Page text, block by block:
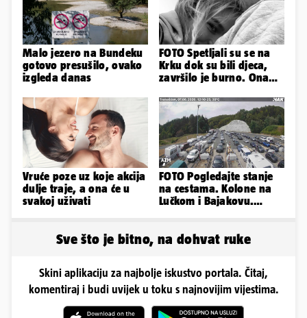
Malo jezero na Bundeku
gotovo presušilo, ovako
izgleda danas
FOTO Spetljali su se na
Krku dok su bili djeca,
završilo je burno. Ona
Vruće poze uz koje akcija
dulje traje, a ona će u
svakoj uživati
FOTO Pogledajte stanje
na cestama. Kolone na
Lučkom i Bajakovu.
Sve što je bitno, na dohvat ruke
Skini aplikaciju za najbolje iskustvo portala. Čitaj,
komentiraj i budi uvijek u toku s najnovijim vijestima.